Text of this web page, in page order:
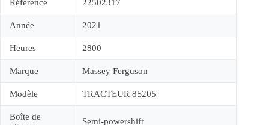
Référence 22502317
Année 2021
Heures 2800
Marque Massey Ferguson
Modèle TRACTEUR 8S205
Boîte de
Semi-powershift